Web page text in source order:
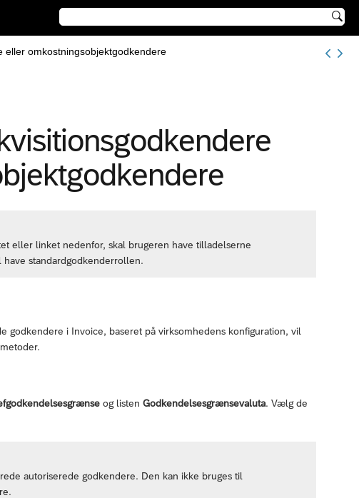

omkostningsobjektgodkendere
eller linket nedenfor, skal brugeren have tilladelserne
standardgodkenderrollen.
godkendere i Invoice, baseret på virksomhedens konfiguration, vil
og listen Godkendelsesgrænsevaluta. Vælg de
autoriserede godkendere. Den kan ikke bruges til